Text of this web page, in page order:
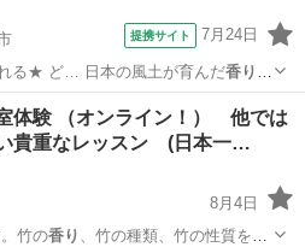
提携サイト 7月24日
る★ ど… 日本の風土が育んだ香り の
る和の香りアイテムを手作り。…
体験 （オンライン！） 他では
貴重なレッスン (日本一…
8月4日
竹の香り 、竹の種類、竹の性質を自